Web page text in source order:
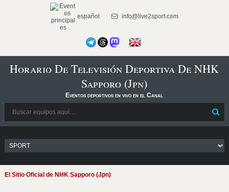
español info@live2sport.com
Horario De Televisión Deportiva De NHK
Sapporo (Jpn)
Eventos deportivos en vivo en el Canal
El Sitio Oficial de NHK Sapporo (Jpn)